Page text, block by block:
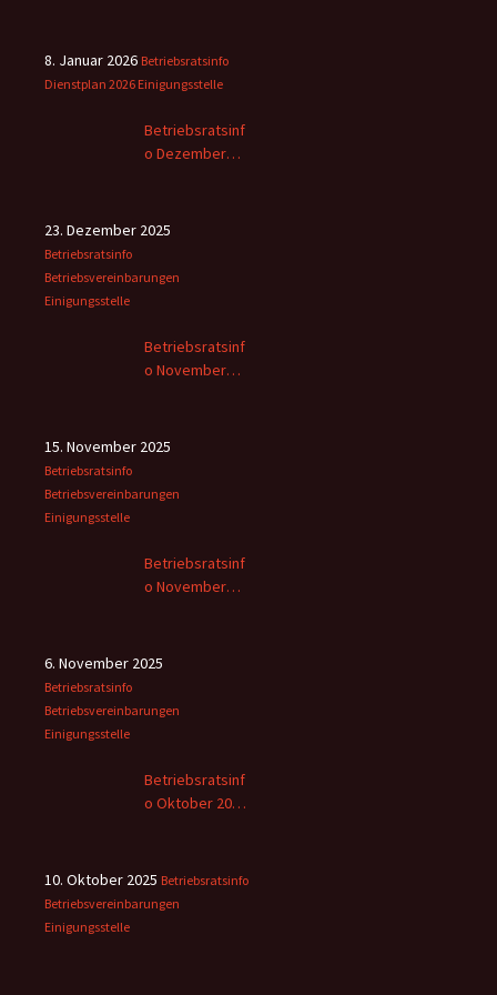
8. Januar 2026 Betriebsratsinfo
Dienstplan 2026 Einigungsstelle
Betriebsratsinf
o Dezember
23. Dezember 2025
Betriebsratsinfo
Betriebsvereinbarungen
Einigungsstelle
Betriebsratsinf
o November
15. November 2025
Betriebsratsinfo
Betriebsvereinbarungen
Einigungsstelle
Betriebsratsinf
o November
6. November 2025
Betriebsratsinfo
Betriebsvereinbarungen
Einigungsstelle
Betriebsratsinf
o Oktober 2025
10. Oktober 2025 Betriebsratsinfo
Betriebsvereinbarungen
Einigungsstelle